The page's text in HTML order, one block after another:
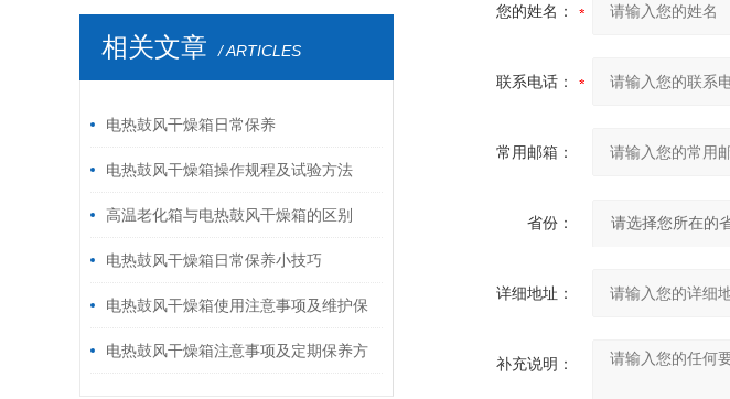
LED跌落试验机
LCD包装运输振动台
PCB电路板鼓风干燥箱
环压强度试验机
跌落试验机
油墨脱色试验机
线材弯折试验机
插拔力试验机
按键寿命试验机
温湿度振动三综合试验箱
相关文章 / ARTICLES
电热鼓风干燥箱日常保养
电热鼓风干燥箱操作规程及试验方法
高温老化箱与电热鼓风干燥箱的区别
电热鼓风干燥箱日常保养小技巧
电热鼓风干燥箱使用注意事项及维护保
养方法
电热鼓风干燥箱注意事项及定期保养方
您的姓名：
联系电话：
常用邮箱：
省份：
详细地址：
补充说明：